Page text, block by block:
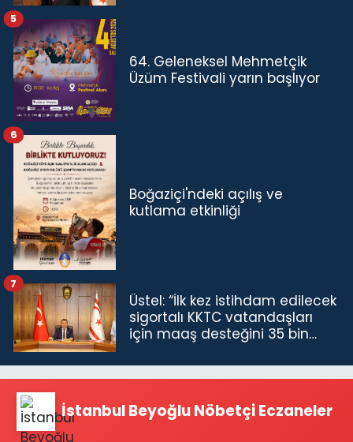
64. Geleneksel Mehmetçik
Üzüm Festivali yarın başlıyor
5
Boğaziçi'ndeki açılış ve
kutlama etkinliği
6
Üstel: “İlk kez istihdam edilecek
sigortalı KKTC vatandaşları
için maaş desteğini 35 bin
7
İstanbul Beyoğlu Nöbetçi Eczaneler